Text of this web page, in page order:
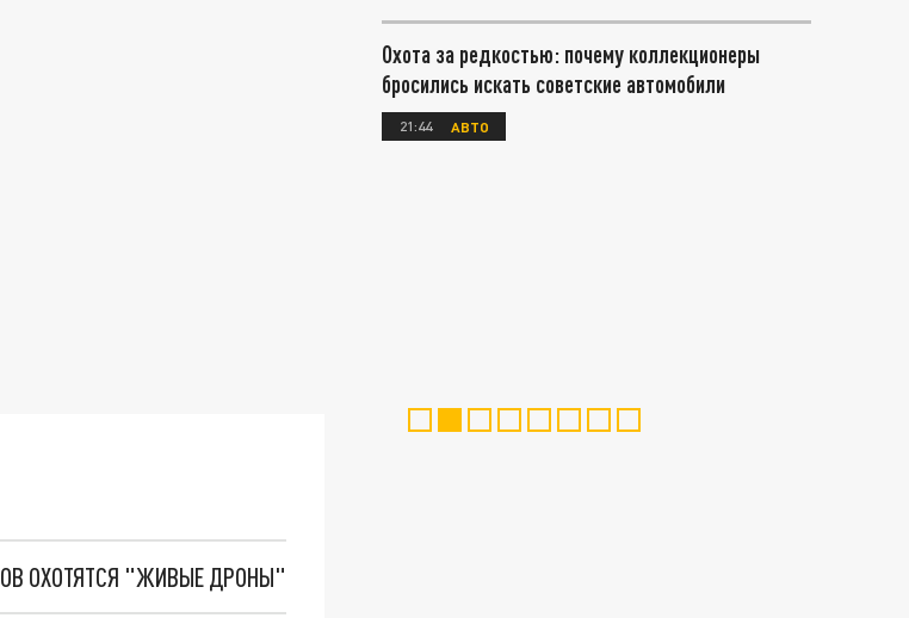
ОХОТЯТСЯ "ЖИВЫЕ ДРОНЫ"
Охота за редкостью: почему коллекционеры
бросились искать советские автомобили
21:44 АВТО